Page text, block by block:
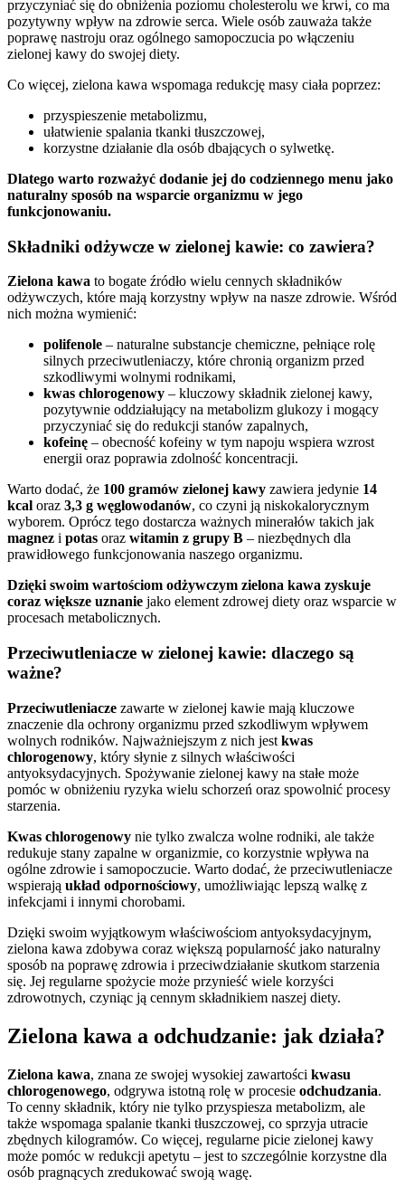
przyczyniać się do obniżenia poziomu cholesterolu we krwi, co ma
pozytywny wpływ na zdrowie serca. Wiele osób zauważa także
poprawę nastroju oraz ogólnego samopoczucia po włączeniu
zielonej kawy do swojej diety.
Co więcej, zielona kawa wspomaga redukcję masy ciała poprzez:
przyspieszenie metabolizmu,
ułatwienie spalania tkanki tłuszczowej,
korzystne działanie dla osób dbających o sylwetkę.
Dlatego warto rozważyć dodanie jej do codziennego menu jako
naturalny sposób na wsparcie organizmu w jego
funkcjonowaniu.
Składniki odżywcze w zielonej kawie: co zawiera?
Zielona kawa to bogate źródło wielu cennych składników
odżywczych, które mają korzystny wpływ na nasze zdrowie. Wśród
nich można wymienić:
polifenole – naturalne substancje chemiczne, pełniące rolę
silnych przeciwutleniaczy, które chronią organizm przed
szkodliwymi wolnymi rodnikami,
kwas chlorogenowy – kluczowy składnik zielonej kawy,
pozytywnie oddziałujący na metabolizm glukozy i mogący
przyczyniać się do redukcji stanów zapalnych,
kofeinę – obecność kofeiny w tym napoju wspiera wzrost
energii oraz poprawia zdolność koncentracji.
Warto dodać, że 100 gramów zielonej kawy zawiera jedynie 14
kcal oraz 3,3 g węglowodanów, co czyni ją niskokalorycznym
wyborem. Oprócz tego dostarcza ważnych minerałów takich jak
magnez i potas oraz witamin z grupy B – niezbędnych dla
prawidłowego funkcjonowania naszego organizmu.
Dzięki swoim wartościom odżywczym zielona kawa zyskuje
coraz większe uznanie jako element zdrowej diety oraz wsparcie w
procesach metabolicznych.
Przeciwutleniacze w zielonej kawie: dlaczego są
ważne?
Przeciwutleniacze zawarte w zielonej kawie mają kluczowe
znaczenie dla ochrony organizmu przed szkodliwym wpływem
wolnych rodników. Najważniejszym z nich jest kwas
chlorogenowy, który słynie z silnych właściwości
antyoksydacyjnych. Spożywanie zielonej kawy na stałe może
pomóc w obniżeniu ryzyka wielu schorzeń oraz spowolnić procesy
starzenia.
Kwas chlorogenowy nie tylko zwalcza wolne rodniki, ale także
redukuje stany zapalne w organizmie, co korzystnie wpływa na
ogólne zdrowie i samopoczucie. Warto dodać, że przeciwutleniacze
wspierają układ odpornościowy, umożliwiając lepszą walkę z
infekcjami i innymi chorobami.
Dzięki swoim wyjątkowym właściwościom antyoksydacyjnym,
zielona kawa zdobywa coraz większą popularność jako naturalny
sposób na poprawę zdrowia i przeciwdziałanie skutkom starzenia
się. Jej regularne spożycie może przynieść wiele korzyści
zdrowotnych, czyniąc ją cennym składnikiem naszej diety.
Zielona kawa a odchudzanie: jak działa?
Zielona kawa, znana ze swojej wysokiej zawartości kwasu
chlorogenowego, odgrywa istotną rolę w procesie odchudzania.
To cenny składnik, który nie tylko przyspiesza metabolizm, ale
także wspomaga spalanie tkanki tłuszczowej, co sprzyja utracie
zbędnych kilogramów. Co więcej, regularne picie zielonej kawy
może pomóc w redukcji apetytu – jest to szczególnie korzystne dla
osób pragnących zredukować swoją wagę.